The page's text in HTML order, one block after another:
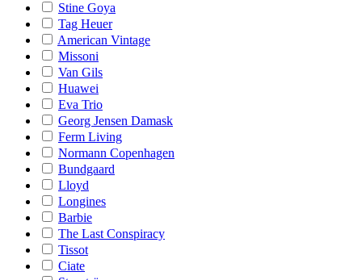
Stine Goya
Tag Heuer
American Vintage
Missoni
Van Gils
Huawei
Eva Trio
Georg Jensen Damask
Ferm Living
Normann Copenhagen
Bundgaard
Lloyd
Longines
Barbie
The Last Conspiracy
Tissot
Ciate